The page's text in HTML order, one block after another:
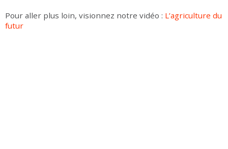
Pour aller plus loin, visionnez notre vidéo : L’agriculture du
futur